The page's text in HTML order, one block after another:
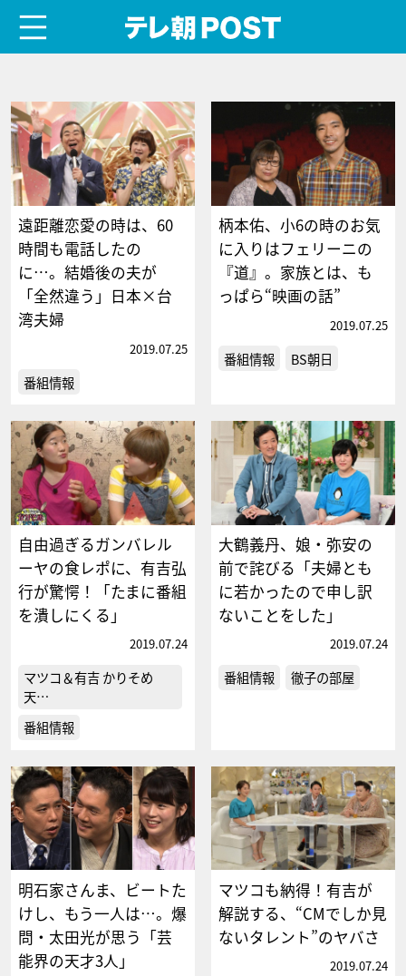
遠距離恋愛の時は、60
時間も電話したの
に…。結婚後の夫が
「全然違う」日本×台
湾夫婦
2019.07.25
番組情報
柄本佑、小6の時のお気
に入りはフェリーニの
『道』。家族とは、も
っぱら“映画の話”
2019.07.25
番組情報 BS朝日
自由過ぎるガンバレル
ーヤの食レポに、有吉弘
行が驚愕！「たまに番組
を潰しにくる」
2019.07.24
マツコ＆有吉 かりそめ
天…
番組情報
大鶴義丹、娘・弥安の
前で詫びる「夫婦とも
に若かったので申し訳
ないことをした」
2019.07.24
番組情報 徹子の部屋
明石家さんま、ビートた
けし、もう一人は…。爆
問・太田光が思う「芸
能界の天才3人」
マツコも納得！有吉が
解説する、“CMでしか見
ないタレント”のヤバさ
2019.07.24